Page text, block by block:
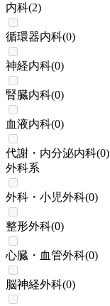
内科(2)
循環器内科(0)
神経内科(0)
腎臓内科(0)
血液内科(0)
代謝・内分泌内科(0)
外科系
外科・小児外科(0)
整形外科(0)
心臓・血管外科(0)
脳神経外科(0)